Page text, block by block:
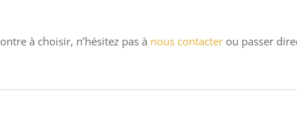
à choisir, n’hésitez pas à nous contacter ou passer